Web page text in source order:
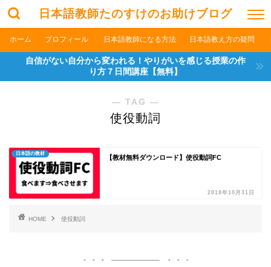
日本語教師たのすけのお助けブログ
ホーム プロフィール 日本語教師になる方法 日本語教え方の疑問
自信がない自分から変われる！やりがいを感じる授業の作
り方７日間講座【無料】
― TAG ―
使役動詞
日本語の教材
【教材無料ダウンロード】使役動詞FC
2018年10月31日
HOME 使役動詞